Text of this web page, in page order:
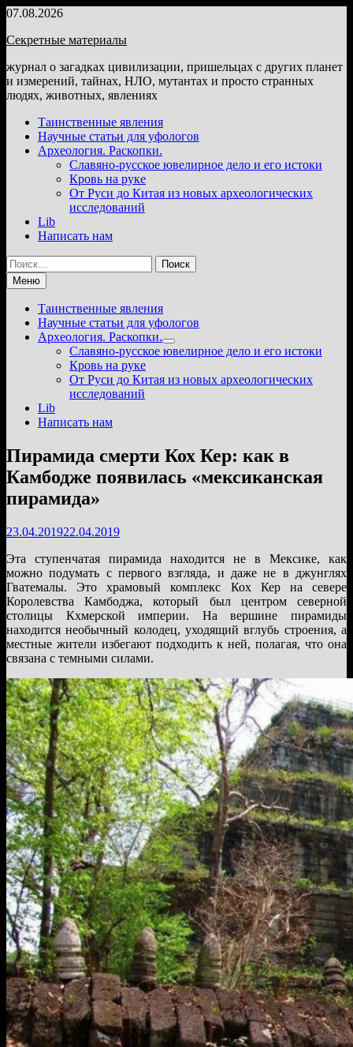
Перейти
содержимому
07.08.2026
Секретные материалы
журнал о загадках цивилизации, пришельцах с других планет
и измерений, тайнах, НЛО, мутантах и просто странных
людях, животных, явлениях
Таинственные явления
Научные статьи для уфологов
Археология. Раскопки.
Славяно-русское ювелирное дело и его истоки
Кровь на руке
От Руси до Китая из новых археологических
исследований
Lib
Написать нам
Найти:
Меню
Таинственные явления
Научные статьи для уфологов
Археология. Раскопки.
Показать
подменю
Славяно-русское ювелирное дело и его истоки
Кровь на руке
От Руси до Китая из новых археологических
исследований
Lib
Написать нам
Пирамида смерти Кох Кер: как в
Камбодже появилась «мексиканская
пирамида»
23.04.201922.04.2019
Эта ступенчатая пирамида находится не в Мексике, как
можно подумать с первого взгляда, и даже не в джунглях
Гватемалы. Это храмовый комплекс Кох Кер на севере
Королевства Камбоджа, который был центром северной
столицы Кхмерской империи. На вершине пирамиды
находится необычный колодец, уходящий вглубь строения, а
местные жители избегают подходить к ней, полагая, что она
связана с темными силами.